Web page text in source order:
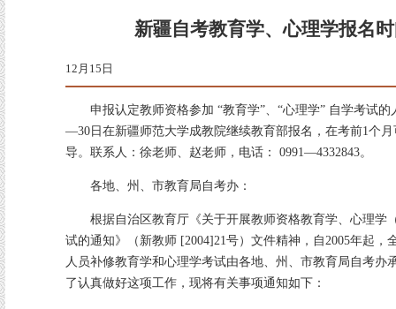
新疆自考教育学、心理学报名
12月15
申报认定教师资格参加 “教育学”、“心理学” 自学考试的
—30日在新疆师范大学成教院继续教育部报名，在考前1个
导。联系人：徐老师、赵老师，电话： 0991—4332843。
各地、州、市教育局自考办：
根据自治区教育厅《关于开展教师资格教育学、心理学
试的通知》（新教师 [2004]21号）文件精神，自2005年起，
人员补修教育学和心理学考试由各地、州、市教育局自考办
了认真做好这项工作，现将有关事项通知如下：